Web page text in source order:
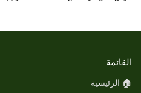
القائمة
🏠 الرئيسية